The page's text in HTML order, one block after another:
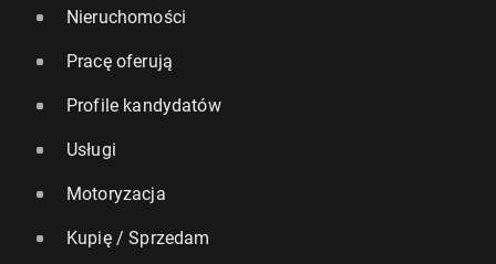
Nieruchomości
Pracę oferują
Profile kandydatów
Usługi
Motoryzacja
Kupię / Sprzedam